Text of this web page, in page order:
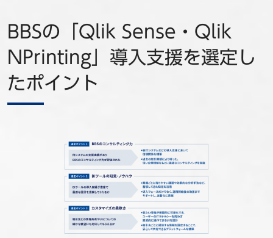
BBSの「Qlik Sense・Qlik
NPrinting」導入支援を選定し
たポイント